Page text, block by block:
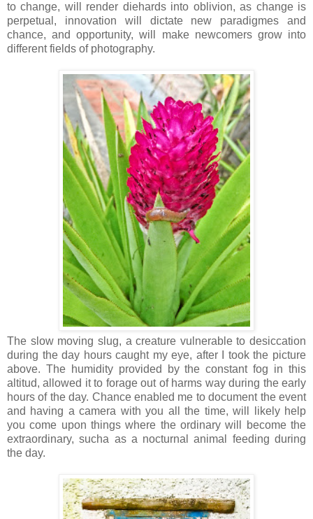
to change, will render diehards into oblivion, as change is
perpetual, innovation will dictate new paradigmes and
chance, and opportunity, will make newcomers grow into
different fields of photography.
The slow moving slug, a creature vulnerable to desiccation
during the day hours caught my eye, after I took the picture
above. The humidity provided by the constant fog in this
altitud, allowed it to forage out of harms way during the early
hours of the day. Chance enabled me to document the event
and having a camera with you all the time, will likely help
you come upon things where the ordinary will become the
extraordinary, sucha as a nocturnal animal feeding during
the day.